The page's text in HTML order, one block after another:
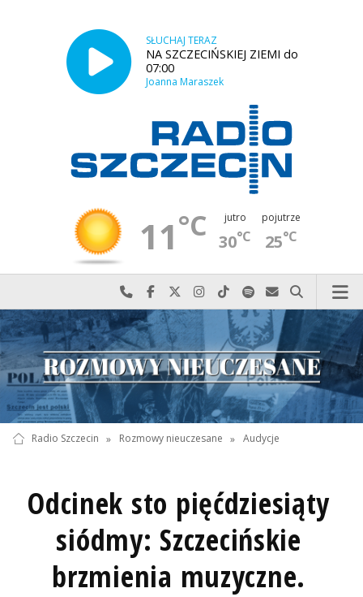
SŁUCHAJ TERAZ
NA SZCZECIŃSKIEJ ZIEMI do
07:00
Joanna Maraszek
11°C jutro
30°C
pojutrze
25°C
Najlepiej po prostu do nas zadzwoń
Odwiedź nas na Facebook-u
Odwiedź nas na X
Odwiedź nas na Instagram-ie
Odwiedź nas na TikTok-u
Szukaj nas na Spotify
Wyślij do nas
Szukaj
Radio Szczecin » Rozmowy nieuczesane » Audycje
Odcinek sto pięćdziesiąty
siódmy: Szczecińskie
brzmienia muzyczne.